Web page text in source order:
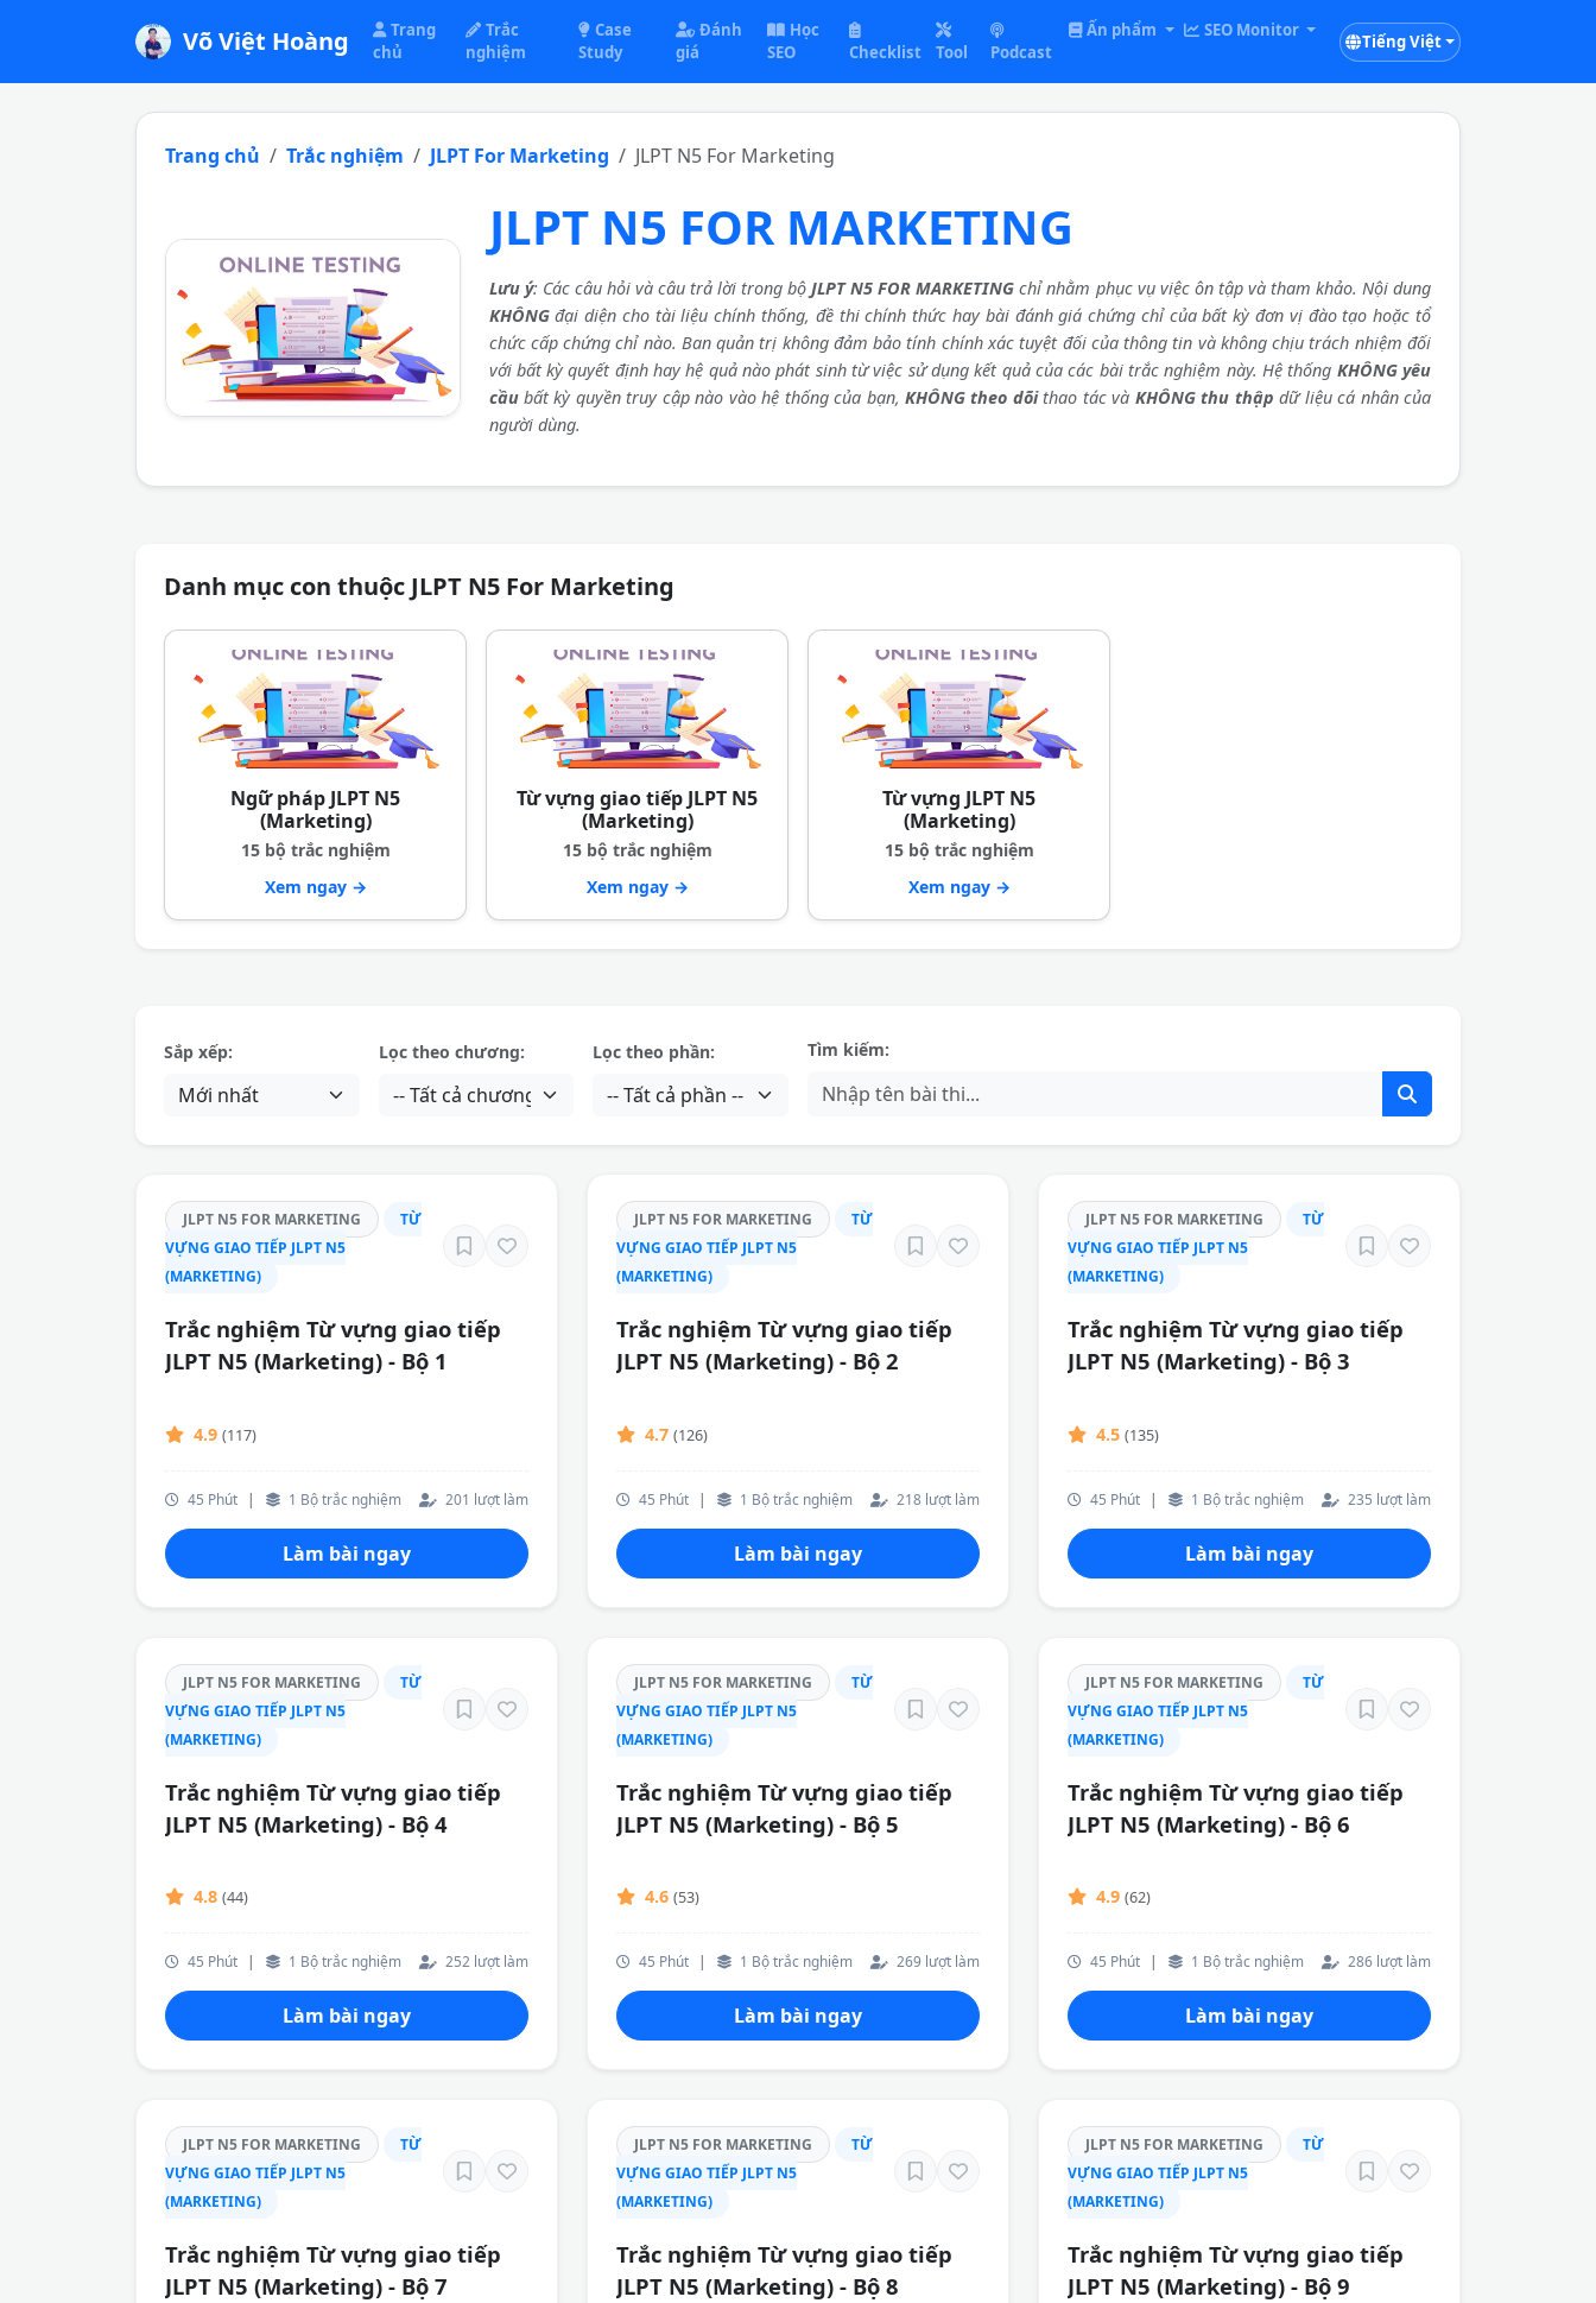
Võ Việt Hoàng
Trang
chủ
Trắc
nghiệm
Case
Study
Đánh
giá
Học
SEO
Checklist Tool Podcast
Ấn phẩm SEO Monitor
Tiếng Việt
Trang chủ Trắc nghiệm JLPT For Marketing JLPT N5 For Marketing
JLPT N5 FOR MARKETING
Lưu ý: Các câu hỏi và câu trả lời trong bộJLPT N5 FOR MARKETING chỉ nhằm phục vụ việc ôn tập và tham khảo. Nội dung
KHÔNGđại diện cho tài liệu chính thống, đề thi chính thức hay bài đánh giá chứng chỉ của bất kỳ đơn vị đào tạo hoặc tổ
chức cấp chứng chỉ nào. Ban quản trị không đảm bảo tính chính xác tuyệt đối của thông tin và không chịu trách nhiệm đối
với bất kỳ quyết định hay hệ quả nào phát sinh từ việc sử dụng kết quả của các bài trắc nghiệm này. Hệ thống KHÔNG yêu
cầubất kỳ quyền truy cập nào vào hệ thống của bạn,KHÔNG theo dõithao tác và KHÔNG thu thập dữ liệu cá nhân của
người dùng.
Danh mục con thuộc JLPT N5 For Marketing
Ngữ pháp JLPT N5
(Marketing)
15 bộ trắc nghiệm
Xem ngay →
Từ vựng giao tiếp JLPT N5
(Marketing)
15 bộ trắc nghiệm
Xem ngay →
Từ vựng JLPT N5
(Marketing)
15 bộ trắc nghiệm
Xem ngay →
Sắp xếp: Lọc theo chương: Lọc theo phần: Tìm kiếm:
JLPT N5 FOR MARKETING
TỪ
VỰNG GIAO TIẾP JLPT N5
(MARKETING)
Trắc nghiệm Từ vựng giao tiếp
JLPT N5 (Marketing) - Bộ 1
4.9 (117)
45 Phút | 1 Bộ trắc nghiệm 201 lượt làm
Làm bài ngay
JLPT N5 FOR MARKETING
TỪ
VỰNG GIAO TIẾP JLPT N5
(MARKETING)
Trắc nghiệm Từ vựng giao tiếp
JLPT N5 (Marketing) - Bộ 2
4.7 (126)
45 Phút | 1 Bộ trắc nghiệm 218 lượt làm
Làm bài ngay
JLPT N5 FOR MARKETING
TỪ
VỰNG GIAO TIẾP JLPT N5
(MARKETING)
Trắc nghiệm Từ vựng giao tiếp
JLPT N5 (Marketing) - Bộ 3
4.5 (135)
45 Phút | 1 Bộ trắc nghiệm 235 lượt làm
Làm bài ngay
JLPT N5 FOR MARKETING
TỪ
VỰNG GIAO TIẾP JLPT N5
(MARKETING)
Trắc nghiệm Từ vựng giao tiếp
JLPT N5 (Marketing) - Bộ 4
4.8 (44)
45 Phút | 1 Bộ trắc nghiệm 252 lượt làm
Làm bài ngay
JLPT N5 FOR MARKETING
TỪ
VỰNG GIAO TIẾP JLPT N5
(MARKETING)
Trắc nghiệm Từ vựng giao tiếp
JLPT N5 (Marketing) - Bộ 5
4.6 (53)
45 Phút | 1 Bộ trắc nghiệm 269 lượt làm
Làm bài ngay
JLPT N5 FOR MARKETING
TỪ
VỰNG GIAO TIẾP JLPT N5
(MARKETING)
Trắc nghiệm Từ vựng giao tiếp
JLPT N5 (Marketing) - Bộ 6
4.9 (62)
45 Phút | 1 Bộ trắc nghiệm 286 lượt làm
Làm bài ngay
JLPT N5 FOR MARKETING
TỪ
VỰNG GIAO TIẾP JLPT N5
(MARKETING)
Trắc nghiệm Từ vựng giao tiếp
JLPT N5 (Marketing) - Bộ 7
JLPT N5 FOR MARKETING
TỪ
VỰNG GIAO TIẾP JLPT N5
(MARKETING)
Trắc nghiệm Từ vựng giao tiếp
JLPT N5 (Marketing) - Bộ 8
JLPT N5 FOR MARKETING
TỪ
VỰNG GIAO TIẾP JLPT N5
(MARKETING)
Trắc nghiệm Từ vựng giao tiếp
JLPT N5 (Marketing) - Bộ 9